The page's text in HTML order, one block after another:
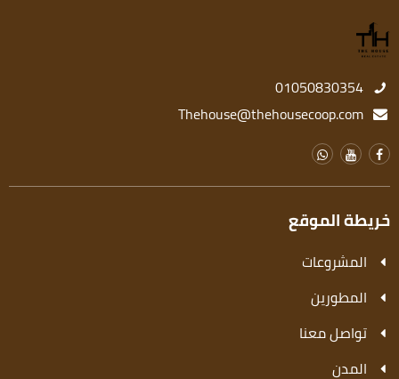
01050830354
Thehouse@thehousecoop.com
خريطة الموقع
المشروعات
المطورين
تواصل معنا
المدن